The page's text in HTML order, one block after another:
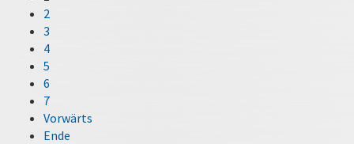
2
3
4
5
6
7
Vorwärts
Ende